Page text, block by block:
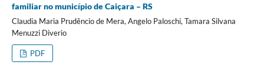
familiar no município de Caiçara – RS
Claudia Maria Prudêncio de Mera, Angelo Paloschi, Tamara Silvana
Menuzzi Diverio
PDF